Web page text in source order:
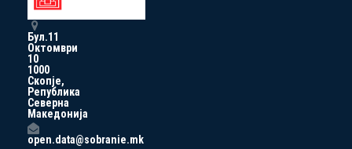
Бул.11
Октомври
10
1000
Скопје,
Република
Северна
Македонија
open.data@sobranie.mk